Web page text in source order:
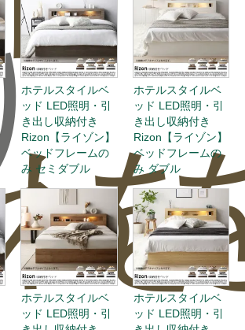
を
ホテルスタイルベ
ッド LED照明・引
き出し収納付き
Rizon【ライゾン】
ベッドフレームの
み セミダブル
ホテルスタイルベ
ッド LED照明・引
き出し収納付き
Rizon【ライゾン】
ベッドフレームの
み ダブル
ホテルスタイルベ
ッド LED照明・引
ホテルスタイルベ
ッド LED照明・引